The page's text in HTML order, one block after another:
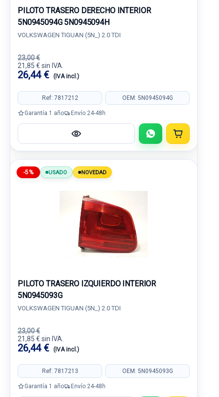
PILOTO TRASERO DERECHO INTERIOR
5N0945094G 5N0945094H
VOLKSWAGEN TIGUAN (5N_) 2.0 TDI
23,00 €
21,85 € sin IVA.
26,44 € (IVA incl.)
Ref: 7817212 OEM: 5N0945094G
Garantía 1 año Envío 24-48h
-5% USADO NOVEDAD
PILOTO TRASERO IZQUIERDO INTERIOR
5N0945093G
VOLKSWAGEN TIGUAN (5N_) 2.0 TDI
23,00 €
21,85 € sin IVA.
26,44 € (IVA incl.)
Ref: 7817213 OEM: 5N0945093G
Garantía 1 año Envío 24-48h